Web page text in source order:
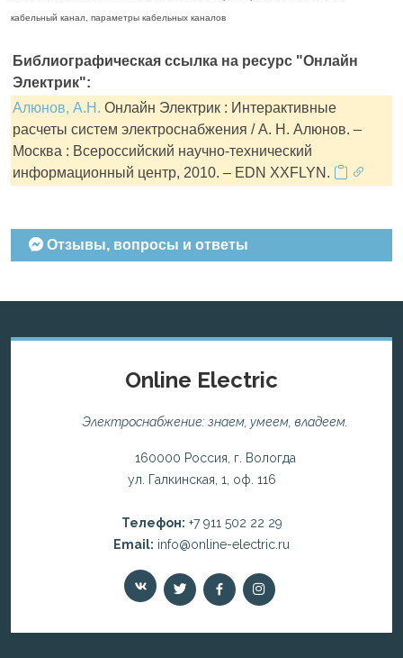
кабельный канал, параметры кабельных каналов
Библиографическая ссылка на ресурс "Онлайн
Электрик":
Алюнов, А.Н. Онлайн Электрик : Интерактивные
расчеты систем электроснабжения / А. Н. Алюнов. –
Москва : Всероссийский научно-технический
информационный центр, 2010. – EDN XXFLYN.
Отзывы, вопросы и ответы
Online Electric
Электроснабжение: знаем, умеем, владеем.
160000 Россия, г. Вологда
ул. Галкинская, 1, оф. 116
Телефон: +7 911 502 22 29
Email: info@online-electric.ru